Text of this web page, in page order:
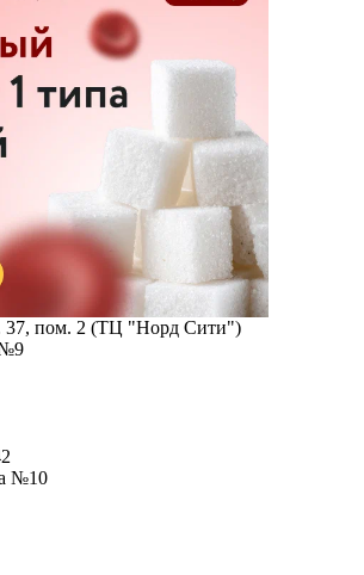
37, пом. 2 (ТЦ "Норд Сити")
№10